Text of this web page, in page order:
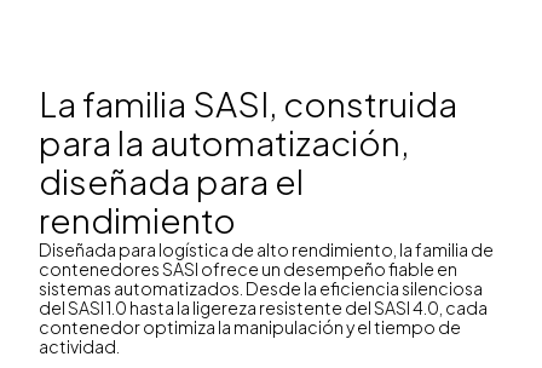
La familia SASI, construida
para la automatización,
diseñada para el
rendimiento
Diseñada para logística de alto rendimiento, la familia de
contenedores SASI ofrece un desempeño fiable en
sistemas automatizados. Desde la eficiencia silenciosa
del SASI 1.0 hasta la ligereza resistente del SASI 4.0, cada
contenedor optimiza la manipulación y el tiempo de
actividad.